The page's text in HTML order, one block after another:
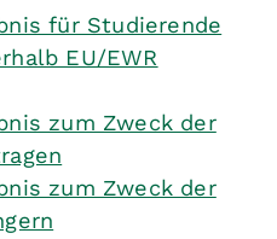
für Studierende
EU/EWR
zum Zweck der
zum Zweck der